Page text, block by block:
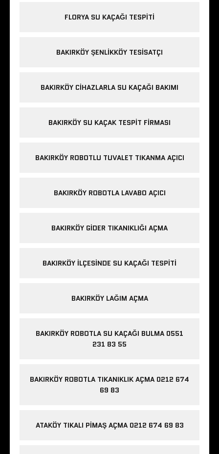
FLORYA SU KAÇAĞI TESPITI
BAKIRKÖY ŞENLIKKÖY TESISATÇI
BAKIRKÖY CIHAZLARLA SU KAÇAĞI BAKIMI
BAKIRKÖY SU KAÇAK TESPIT FIRMASI
BAKIRKÖY ROBOTLU TUVALET TIKANMA AÇICI
BAKIRKÖY ROBOTLA LAVABO AÇICI
BAKIRKÖY GIDER TIKANIKLIĞI AÇMA
BAKIRKÖY ILÇESINDE SU KAÇAĞI TESPITI
BAKIRKÖY LAĞIM AÇMA
BAKIRKÖY ROBOTLA SU KAÇAĞI BULMA 0551
231 83 55
BAKIRKÖY ROBOTLA TIKANIKLIK AÇMA 0212 674
69 83
ATAKÖY TIKALI PIMAŞ AÇMA 0212 674 69 83